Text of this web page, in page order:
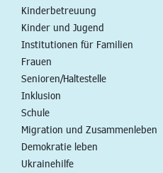
Kinderbetreuung
Kinder und Jugend
Institutionen für Familien
Frauen
Senioren/Haltestelle
Inklusion
Schule
Migration und Zusammenleben
Demokratie leben
Ukrainehilfe